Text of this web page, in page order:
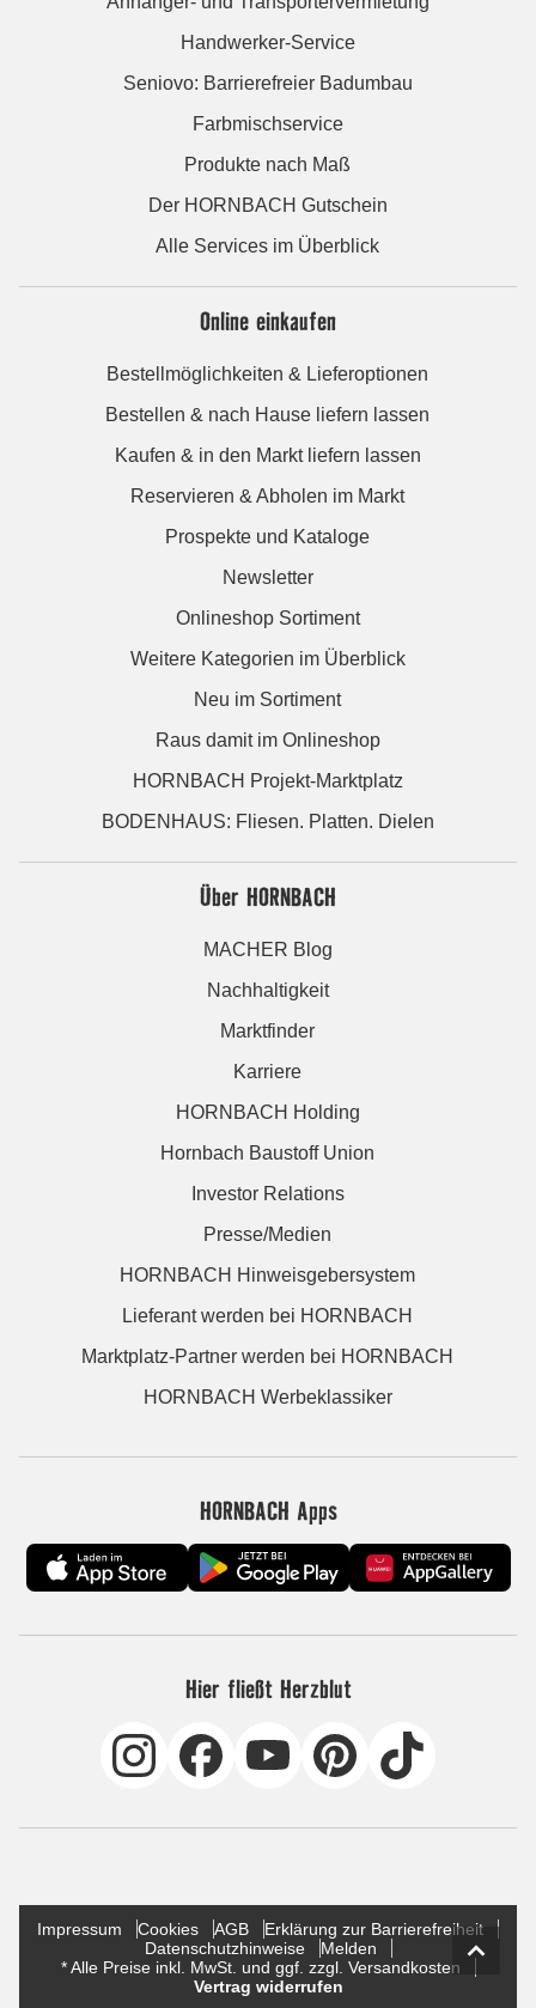
Handwerker-Service
Seniovo: Barrierefreier Badumbau
Farbmischservice
Produkte nach Maß
Der HORNBACH Gutschein
Alle Services im Überblick
Online einkaufen
Bestellmöglichkeiten & Lieferoptionen
Bestellen & nach Hause liefern lassen
Kaufen & in den Markt liefern lassen
Reservieren & Abholen im Markt
Prospekte und Kataloge
Newsletter
Onlineshop Sortiment
Weitere Kategorien im Überblick
Neu im Sortiment
Raus damit im Onlineshop
HORNBACH Projekt-Marktplatz
BODENHAUS: Fliesen. Platten. Dielen
Über HORNBACH
MACHER Blog
Nachhaltigkeit
Marktfinder
Karriere
HORNBACH Holding
Hornbach Baustoff Union
Investor Relations
Presse/Medien
HORNBACH Hinweisgebersystem
Lieferant werden bei HORNBACH
Marktplatz-Partner werden bei HORNBACH
HORNBACH Werbeklassiker
HORNBACH Apps
Hier fließt Herzblut
Impressum Cookies AGB
Erklärung zur Barrierefreiheit
Datenschutzhinweise
Melden
* Alle Preise inkl. MwSt. und ggf. zzgl. Versandkosten
Vertrag widerrufen